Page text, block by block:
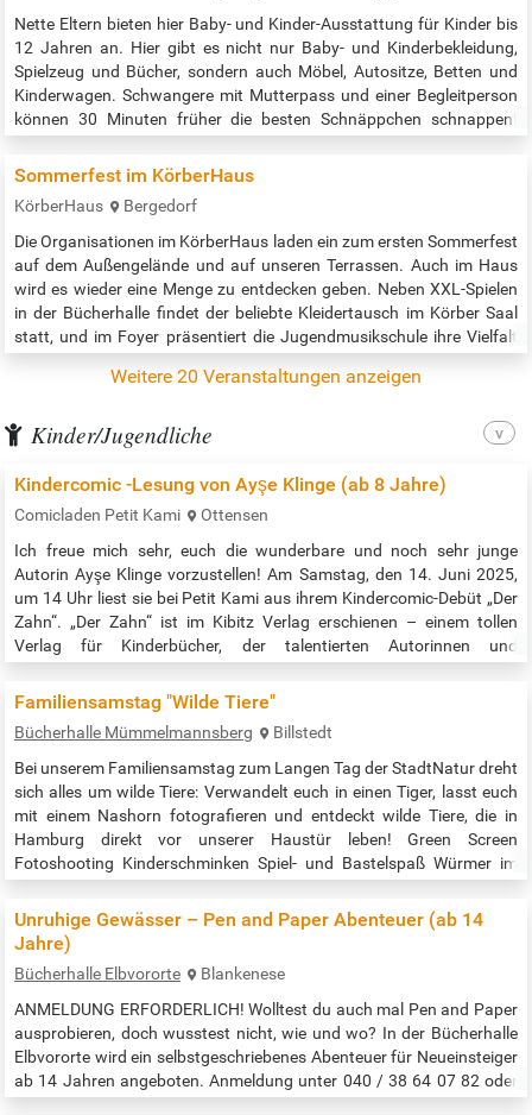
Nette Eltern bieten hier Baby- und Kinder-Ausstattung für Kinder bis
12 Jahren an. Hier gibt es nicht nur Baby- und Kinderbekleidung,
Spielzeug und Bücher, sondern auch Möbel, Autositze, Betten und
Kinderwagen. Schwangere mit Mutterpass und einer Begleitperson
können 30 Minuten früher die besten Schnäppchen schnappen!
Parkebene / Marktkauf Center Quelle:…
Sommerfest im KörberHaus
KörberHaus
Bergedorf
Die Organisationen im KörberHaus laden ein zum ersten Sommerfest
auf dem Außengelände und auf unseren Terrassen. Auch im Haus
wird es wieder eine Menge zu entdecken geben. Neben XXL-Spielen
in der Bücherhalle findet der beliebte Kleidertausch im Körber Saal
statt, und im Foyer präsentiert die Jugendmusikschule ihre Vielfalt
Pippo den Clown findet ihr im Link zur Veranstaltung. …
Weitere 20 Veranstaltungen anzeigen
Kinder/Jugendliche
Kindercomic -Lesung von Ayşe Klinge (ab 8 Jahre)
Comicladen Petit Kami
Ottensen
Ich freue mich sehr, euch die wunderbare und noch sehr junge
Autorin Ayşe Klinge vorzustellen! Am Samstag, den 14. Juni 2025,
um 14 Uhr liest sie bei Petit Kami aus ihrem Kindercomic-Debüt „Der
Zahn“. „Der Zahn“ ist im Kibitz Verlag erschienen – einem tollen
Verlag für Kinderbücher, der talentierten Autorinnen und
Enkelkinder – oder einfach euch selbst – mit, macht den Laden voll…
Familiensamstag "Wilde Tiere"
Bücherhalle Mümmelmannsberg
Billstedt
Bei unserem Familiensamstag zum Langen Tag der StadtNatur dreht
sich alles um wilde Tiere: Verwandelt euch in einen Tiger, lasst euch
mit einem Nashorn fotografieren und entdeckt wilde Tiere, die in
Hamburg direkt vor unserer Haustür leben! Green Screen
Fotoshooting Kinderschminken Spiel- und Bastelspaß Würmer im
mehr! Veranstaltungszeit: 11:00-14:00 Uhr Quelle:…
Unruhige Gewässer – Pen and Paper Abenteuer (ab 14
Jahre)
Bücherhalle Elbvororte
Blankenese
ANMELDUNG ERFORDERLICH! Wolltest du auch mal Pen and Paper
ausprobieren, doch wusstest nicht, wie und wo? In der Bücherhalle
Elbvororte wird ein selbstgeschriebenes Abenteuer für Neueinsteiger
ab 14 Jahren angeboten. Anmeldung unter 040 / 38 64 07 82 oder